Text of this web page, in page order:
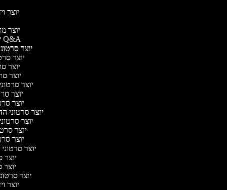
יוצר
יוצר
יוצר סרטוני Q&A
יוצר
יוצר
יוצר
יוצר
יוצר
יוצר
יוצר
יוצר סרטוני
יוצר
יוצר
יוצר
יוצר
יוצר
יוצר
יוצר
יוצר